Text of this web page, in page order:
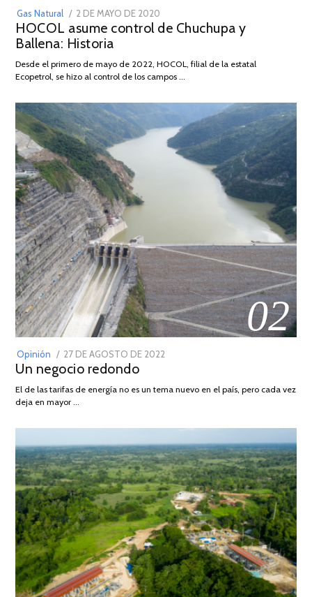
Gas Natural
POSTED
ON
2 DE MAYO DE 2020
DE
2026
HOCOL asume control de Chuchupa y
Ballena: Historia
Desde el primero de mayo de 2022, HOCOL, filial de la estatal
Ecopetrol, se hizo al control de los campos …
02
Opinión
POSTED
ON
27 DE AGOSTO DE 2022
DE
Un negocio redondo
El de las tarifas de energía no es un tema nuevo en el país, pero cada vez
deja en mayor …